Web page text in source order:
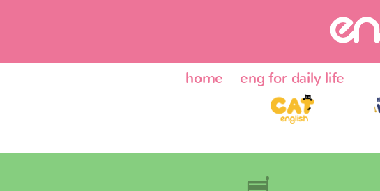
home eng for daily life